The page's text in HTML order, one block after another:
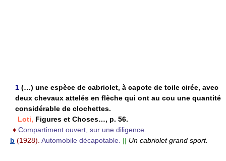
1 (…) une espèce de cabriolet, à capote de toile cirée, avec
deux chevaux attelés en flèche qui ont au cou une quantité
considérable de clochettes.
Loti, Figures et Choses…, p. 56.
♦ Compartiment ouvert, sur une diligence.
b (1928). Automobile décapotable. || Un cabriolet grand sport.